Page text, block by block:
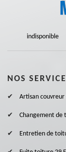
indisponible
NOS
Artisan couvreur
Changement de
Entretien de